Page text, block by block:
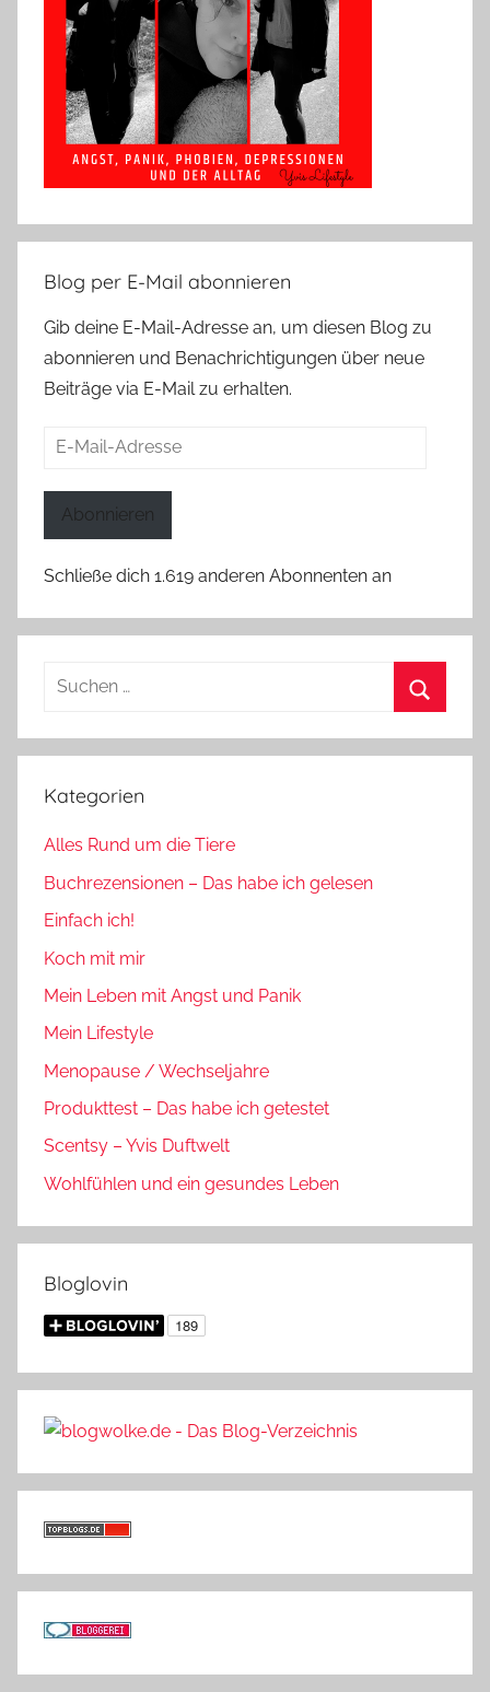
Blog per E-Mail abonnieren
Gib deine E-Mail-Adresse an, um diesen Blog zu
abonnieren und Benachrichtigungen über neue
Beiträge via E-Mail zu erhalten.
E-
Abonnieren
Schließe dich 1.619 anderen Abonnenten an
Suchen
Kategorien
Alles Rund um die Tiere
Buchrezensionen – Das habe ich gelesen
Einfach ich!
Koch mit mir
Mein Leben mit Angst und Panik
Mein Lifestyle
Menopause / Wechseljahre
Produkttest – Das habe ich getestet
Scentsy – Yvis Duftwelt
Wohlfühlen und ein gesundes Leben
Bloglovin